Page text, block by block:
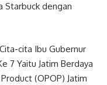
Starbuck dengan
cita Ibu Gubernur
7 Yaitu Jatim Berdaya
(OPOP) Jatim